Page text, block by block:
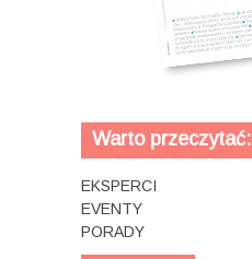
Warto przeczytać:
EKSPERCI
EVENTY
PORADY